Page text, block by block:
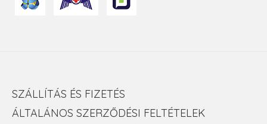
SZÁLLÍTÁS ÉS FIZETÉS
ÁLTALÁNOS SZERZŐDÉSI FELTÉTELEK